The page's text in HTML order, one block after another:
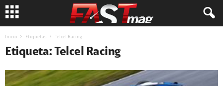
Inicio Etiquetas Telcel Racing
Etiqueta: Telcel Racing